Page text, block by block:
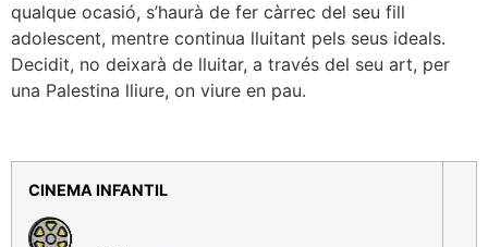
qualque ocasió, s’haurà de fer càrrec del seu fill
adolescent, mentre continua lluitant pels seus ideals.
Decidit, no deixarà de lluitar, a través del seu art, per
una Palestina lliure, on viure en pau.
CINEMA INFANTIL